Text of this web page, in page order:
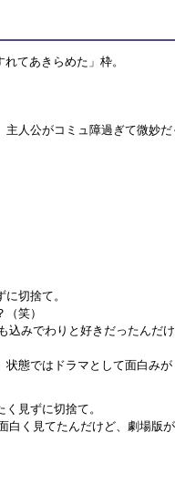
てあきらめた」枠。
人公がコミュ障過ぎて微妙だ
切捨て。
笑）
込みでわりと好きだったんだ
態ではドラマとして面白みが
見ずに切捨て。
白く見てたんだけど、劇場版